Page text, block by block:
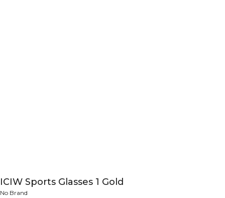
ICIW Sports Glasses 1 Gold
No Brand